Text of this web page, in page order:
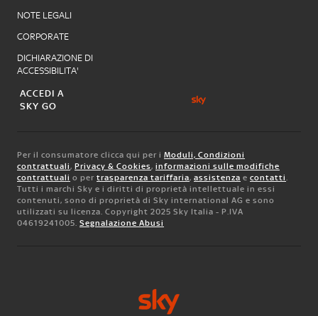
NOTE LEGALI
CORPORATE
DICHIARAZIONE DI
ACCESSIBILITA'
ACCEDI A
SKY GO
Per il consumatore clicca qui per i Moduli, Condizioni
contrattuali, Privacy & Cookies, informazioni sulle modifiche
contrattuali o per trasparenza tariffaria, assistenza e contatti.
Tutti i marchi Sky e i diritti di proprietà intellettuale in essi
contenuti, sono di proprietà di Sky international AG e sono
utilizzati su licenza. Copyright 2025 Sky Italia - P.IVA
04619241005. Segnalazione Abusi